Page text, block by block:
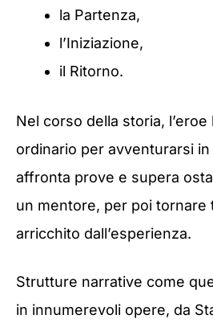
la Partenza,
l’Iniziazione,
il Ritorno.
Nel corso della storia,
ordinario per avventurarsi
affronta prove e supera
un mentore, per poi tornare
arricchito dall’esperienza.
Strutture narrative come
in innumerevoli opere, da